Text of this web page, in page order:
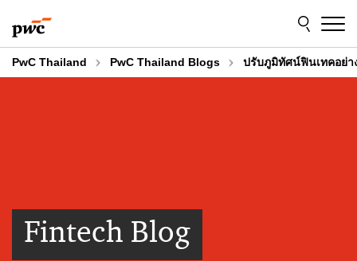
to
content
to
footer
PwC Thailand PwC Thailand Blogs ปรับภูมิทัศน์ฟินเทคอย่า
Fintech Blog